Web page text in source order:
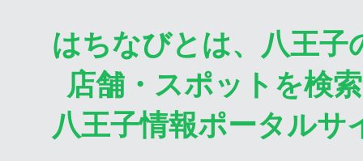
はちなびとは、八王子
店舗・スポットを検
八王子情報ポータルサ